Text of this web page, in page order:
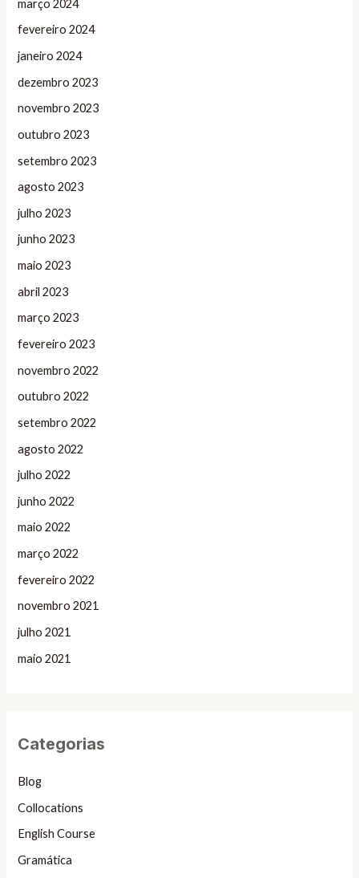
março 2024
fevereiro 2024
janeiro 2024
dezembro 2023
novembro 2023
outubro 2023
setembro 2023
agosto 2023
julho 2023
junho 2023
maio 2023
abril 2023
março 2023
fevereiro 2023
novembro 2022
outubro 2022
setembro 2022
agosto 2022
julho 2022
junho 2022
maio 2022
março 2022
fevereiro 2022
novembro 2021
julho 2021
maio 2021
Categorias
Blog
Collocations
English Course
Gramática